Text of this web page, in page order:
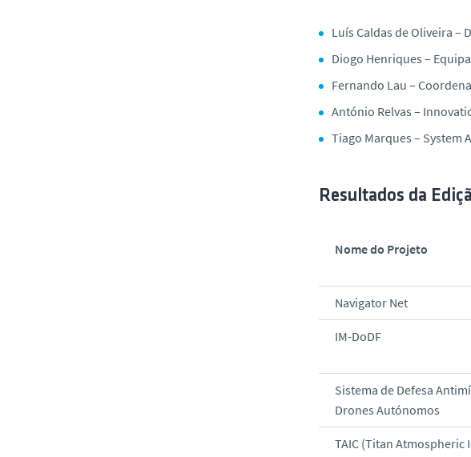
Luís Caldas de Oliveira
Diogo Henriques –
Fernando Lau –
António Relvas –
Tiago Marques – System
Resultados da
Nome do Projeto
Navigator Net
IM-DoDF
Sistema de Defesa
Drones Autónomos
TAIC (Titan Atmospheric